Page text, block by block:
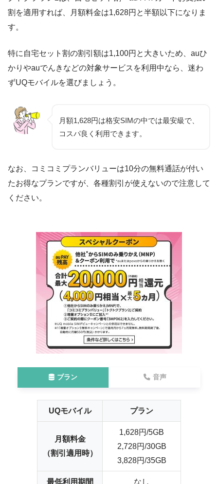
割を適用すれば、月額料金は1,628円と半額以下になりま
す。
特に自宅セット割の割引額は1,100円と大きいため、auひ
かりやauでんきなどの対象サービスを利用中なら、迷わ
ずUQモバイルを選びましょう。
月額1,628円は格安SIMの中では最安級で、
コスパ良く利用できます。
なお、コミコミプランバリューは10分の無料通話が付い
たお得なプランですが、各種割引が使えないので注意して
ください。
プラン 音声
UQモバイル プラン
月額料金
（割引適用時）
1,628円/5GB
2,728円/30GB
3,828円/35GB
最低利用期間 なし